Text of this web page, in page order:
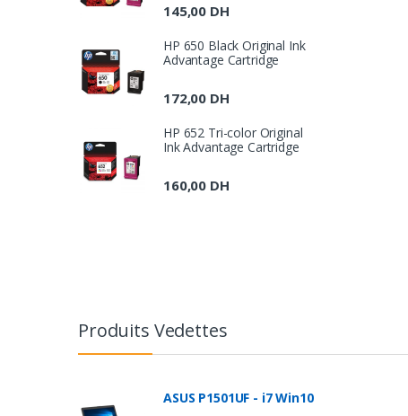
145,00 DH
HP 650 Black Original Ink
Advantage Cartridge
172,00 DH
HP 652 Tri-color Original
Ink Advantage Cartridge
160,00 DH
Produits Vedettes
ASUS P1501UF - i7 Win10